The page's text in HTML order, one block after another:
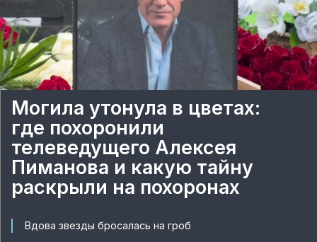
Могила утонула в цветах:
где похоронили
телеведущего Алексея
Пиманова и какую тайну
раскрыли на похоронах
Вдова звезды бросалась на гроб